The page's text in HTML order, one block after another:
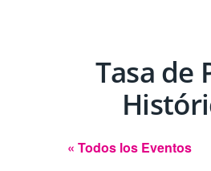
Tasa de
« Todos los Eventos